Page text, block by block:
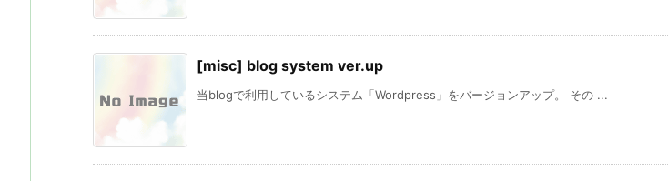
[misc] blog system ver.up
当blogで利用しているシステム「Wordpress」をバージョンアップ。 その ...